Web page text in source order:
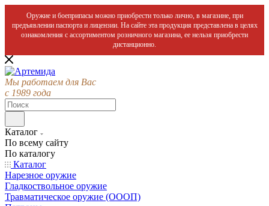
Оружие и боеприпасы можно приобрести только лично, в магазине, при
предъявлении паспорта и лицензии. На сайте эта продукция представлена в целях
ознакомления с ассортиментом розничного магазина, ее нельзя приобрести
дистанционно.
Мы работаем для Вас
с 1989 года
Каталог
По всему сайту
По каталогу
Каталог
Нарезное оружие
Гладкоствольное оружие
Травматическое оружие (ОООП)